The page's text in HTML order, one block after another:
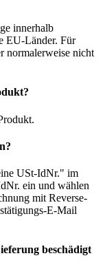
innerhalb
EU-Länder. Für
normalerweise nicht
USt-IdNr." im
ein und wählen
mit Reverse-
E-Mail
beschädigt